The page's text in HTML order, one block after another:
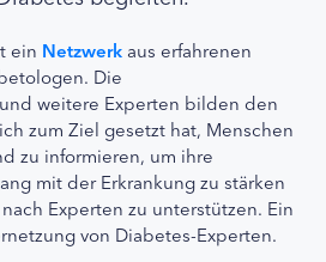
ein Netzwerk aus erfahrenen
Die
weitere Experten bilden den
zum Ziel gesetzt hat, Menschen
zu informieren, um ihre
mit der Erkrankung zu stärken
Experten zu unterstützen. Ein
von Diabetes-Experten.